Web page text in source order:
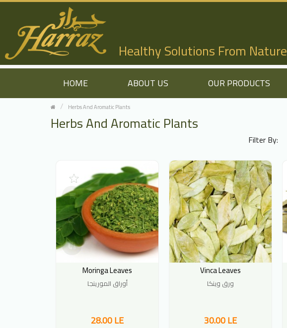
Healthy Solutions From Nature
HOME ABOUT US OUR PRODUCTS
Herbs And Aromatic Plants
Herbs And Aromatic Plants
Filter By:
Moringa Leaves
أوراق المورينجا
28.00 LE
Vinca Leaves
ورق وينكا
30.00 LE